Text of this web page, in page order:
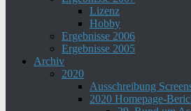
Lizenz
Hobby
Ergebnisse 2006
Ergebnisse 2005
Archiv
2020
Ausschreibung
2020 Homepage-